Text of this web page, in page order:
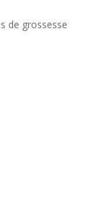
de grossesse